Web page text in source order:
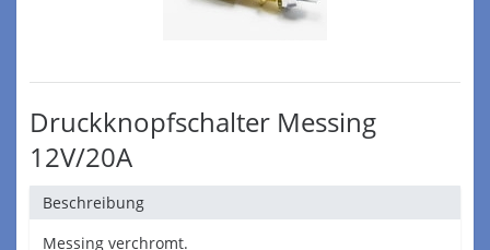
Druckknopfschalter Messing
12V/20A
Beschreibung
Messing verchromt.